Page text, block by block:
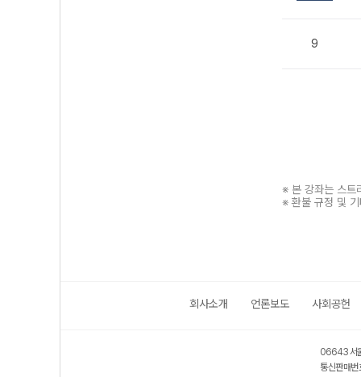
9
※ 본 강좌는 스트
※ 환불 규정 및
회사소개 언론보도 사회공헌
06643 서
통신판매